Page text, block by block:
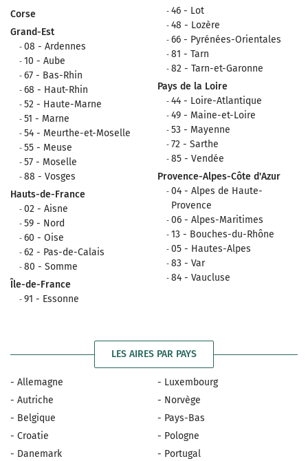
Corse
Grand-Est
08 - Ardennes
10 - Aube
67 - Bas-Rhin
68 - Haut-Rhin
52 - Haute-Marne
51 - Marne
54 - Meurthe-et-Moselle
55 - Meuse
57 - Moselle
88 - Vosges
Hauts-de-France
02 - Aisne
59 - Nord
60 - Oise
62 - Pas-de-Calais
80 - Somme
Île-de-France
91 - Essonne
46 - Lot
48 - Lozère
66 - Pyrénées-Orientales
81 - Tarn
82 - Tarn-et-Garonne
Pays de la Loire
44 - Loire-Atlantique
49 - Maine-et-Loire
53 - Mayenne
72 - Sarthe
85 - Vendée
Provence-Alpes-Côte d'Azur
04 - Alpes de Haute-
Provence
06 - Alpes-Maritimes
13 - Bouches-du-Rhône
05 - Hautes-Alpes
83 - Var
84 - Vaucluse
LES AIRES PAR PAYS
- Allemagne
- Autriche
- Belgique
- Croatie
- Danemark
- Luxembourg
- Norvège
- Pays-Bas
- Pologne
- Portugal